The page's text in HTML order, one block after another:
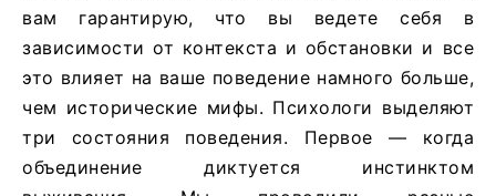
вам гарантирую, что вы ведете себя в
зависимости от контекста и обстановки и все
это влияет на ваше поведение намного больше,
чем исторические мифы. Психологи выделяют
три состояния поведения. Первое — когда
объединение диктуется инстинктом